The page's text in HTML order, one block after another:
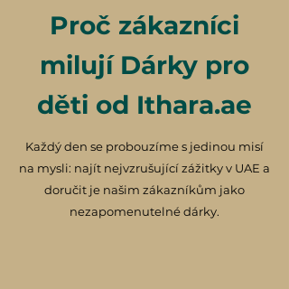
Proč zákazníci
milují Dárky pro
děti od Ithara.ae
Každý den se probouzíme s jedinou misí
na mysli: najít nejvzrušující zážitky v UAE a
doručit je našim zákazníkům jako
nezapomenutelné dárky.